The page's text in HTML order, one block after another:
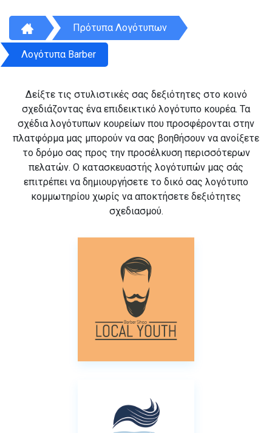
Πρότυπα Λογότυπων
Λογότυπα Barber
Δείξτε τις στυλιστικές σας δεξιότητες στο κοινό
σχεδιάζοντας ένα επιδεικτικό λογότυπο κουρέα. Τα
σχέδια λογότυπων κουρείων που προσφέρονται στην
πλατφόρμα μας μπορούν να σας βοηθήσουν να ανοίξετε
το δρόμο σας προς την προσέλκυση περισσότερων
πελατών. Ο κατασκευαστής λογότυπών μας σάς
επιτρέπει να δημιουργήσετε το δικό σας λογότυπο
κομμωτηρίου χωρίς να αποκτήσετε δεξιότητες
σχεδιασμού.